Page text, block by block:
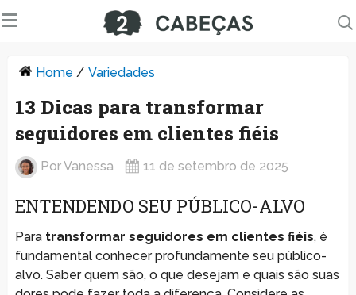
Home / Variedades
13 Dicas para transformar
seguidores em clientes fiéis
PorVanessa 11 de setembro de 2025
ENTENDENDO SEU PÚBLICO-ALVO
Para transformar seguidores em clientes fiéis, é
fundamental conhecer profundamente seu público-
alvo. Saber quem são, o que desejam e quais são suas